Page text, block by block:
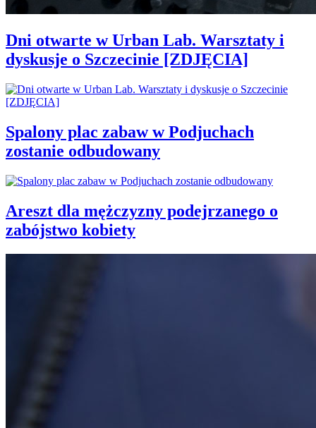
Dni otwarte w Urban Lab. Warsztaty i
dyskusje o Szczecinie [ZDJĘCIA]
Spalony plac zabaw w Podjuchach
zostanie odbudowany
Areszt dla mężczyzny podejrzanego o
zabójstwo kobiety